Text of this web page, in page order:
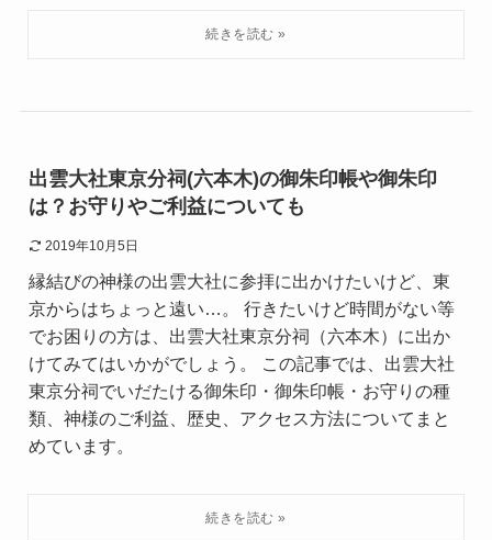
出雲大社東京分祠(六本木)の御朱印帳や御朱印
は？お守りやご利益についても
2019年10月5日
縁結びの神様の出雲大社に参拝に出かけたいけど、東
京からはちょっと遠い…。 行きたいけど時間がない等
でお困りの方は、出雲大社東京分祠（六本木）に出か
けてみてはいかがでしょう。 この記事では、出雲大社
東京分祠でいだたける御朱印・御朱印帳・お守りの種
類、神様のご利益、歴史、アクセス方法についてまと
めています。